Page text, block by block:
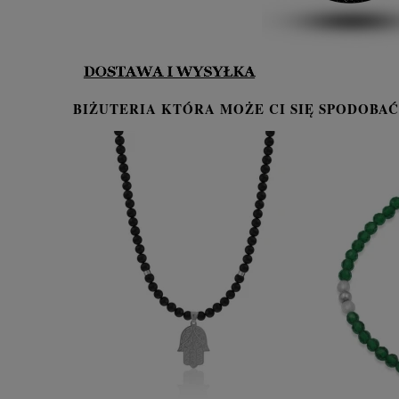
BIŻUTERIA KTÓRA MOŻE CI SIĘ